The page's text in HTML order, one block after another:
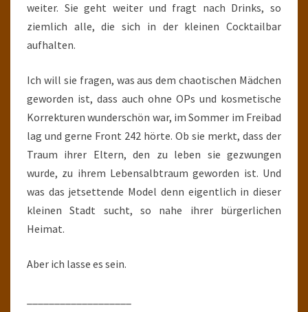
weiter. Sie geht weiter und fragt nach Drinks, so
ziemlich alle, die sich in der kleinen Cocktailbar
aufhalten.
Ich will sie fragen, was aus dem chaotischen Mädchen
geworden ist, dass auch ohne OPs und kosmetische
Korrekturen wunderschön war, im Sommer im Freibad
lag und gerne Front 242 hörte. Ob sie merkt, dass der
Traum ihrer Eltern, den zu leben sie gezwungen
wurde, zu ihrem Lebensalbtraum geworden ist. Und
was das jetsettende Model denn eigentlich in dieser
kleinen Stadt sucht, so nahe ihrer bürgerlichen
Heimat.
Aber ich lasse es sein.